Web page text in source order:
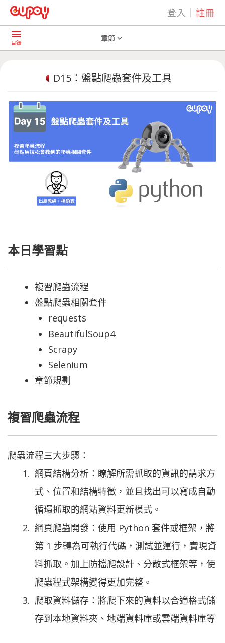
登入 ｜註冊
AI共學社群play_arrow
menu
目錄
章節 expand_more
D15：盤點爬蟲套件及工具
本日學習點
複習爬蟲流程
盤點爬蟲相關套件
requests
BeautifulSoup4
Scrapy
Selenium
章節規劃
複習爬蟲流程
爬蟲流程三大步驟：
網頁結構分析：瞭解所需抓取的資訊的請求方
式、位置和結構特徵，並且找出可以寫成自動
循環抓取的網站資料更新模式。
網頁爬蟲開發：使用 Python 套件或框架，將
第 1 步轉為可執行代碼，測試並運行，實現資
料抓取。加上防擋爬設計、分散式框架等，使
爬蟲程式架構變得更加完整。
爬取資料儲存：將爬下來的資料以合適格式儲
存到本地資料夾、地端資料庫或雲端資料庫等